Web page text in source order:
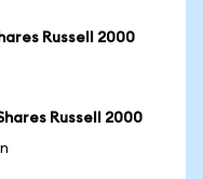
Russell 2000
Russell 2000